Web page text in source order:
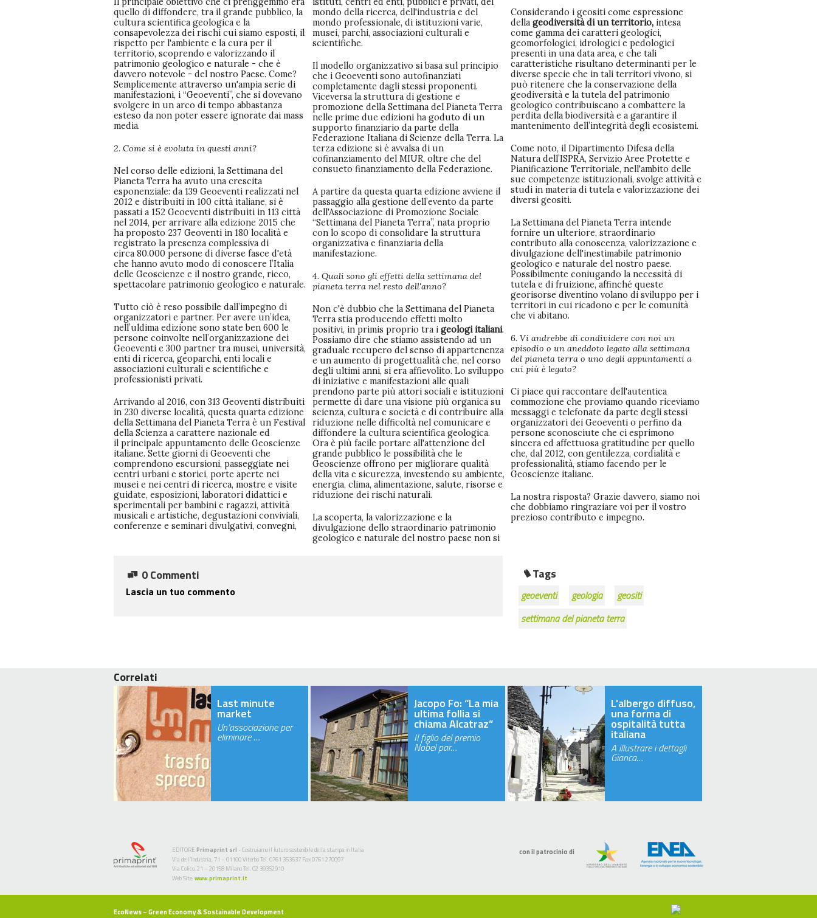
quello di diffondere, tra il grande pubblico, la
cultura scientifica geologica e la
consapevolezza dei rischi cui siamo esposti, il
rispetto per l'ambiente e la cura per il
territorio, scoprendo e valorizzando il
patrimonio geologico e naturale - che è
davvero notevole - del nostro Paese. Come?
Semplicemente attraverso un'ampia serie di
manifestazioni, i “Geoeventi”, che si dovevano
svolgere in un arco di tempo abbastanza
esteso da non poter essere ignorate dai mass
media.
2. Come si è evoluta in questi anni?
Nel corso delle edizioni, la Settimana del
Pianeta Terra ha avuto una crescita
esponenziale: da 139 Geoeventi realizzati nel
2012 e distribuiti in 100 città italiane, si è
passati a 152 Geoeventi distribuiti in 113 città
nel 2014, per arrivare alla edizione 2015 che
ha proposto 237 Geoventi in 180 località e
registrato la presenza complessiva di
circa 80.000 persone di diverse fasce d'età
che hanno avuto modo di conoscere l’Italia
delle Geoscienze e il nostro grande, ricco,
spettacolare patrimonio geologico e naturale.
Tutto ciò è reso possibile dall’impegno di
organizzatori e partner. Per avere un’idea,
nell’uldima edizione sono state ben 600 le
persone coinvolte nell’organizzazione dei
Geoeventi e 300 partner tra musei, università,
enti di ricerca, geoparchi, enti locali e
associazioni culturali e scientifiche e
professionisti privati.
Arrivando al 2016, con 313 Geoventi distribuiti
in 230 diverse località, questa quarta edizione
della Settimana del Pianeta Terra è un Festival
della Scienza a carattere nazionale ed
il principale appuntamento delle Geoscienze
italiane. Sette giorni di Geoeventi che
comprendono escursioni, passeggiate nei
centri urbani e storici, porte aperte nei
musei e nei centri di ricerca, mostre e visite
guidate, esposizioni, laboratori didattici e
sperimentali per bambini e ragazzi, attività
musicali e artistiche, degustazioni conviviali,
conferenze e seminari divulgativi, convegni,
mondo della ricerca, dell'industria e del
mondo professionale, di istituzioni varie,
musei, parchi, associazioni culturali e
scientifiche.
Il modello organizzativo si basa sul principio
che i Geoeventi sono autofinanziati
completamente dagli stessi proponenti.
Viceversa la struttura di gestione e
promozione della Settimana del Pianeta Terra
nelle prime due edizioni ha goduto di un
supporto finanziario da parte della
Federazione Italiana di Scienze della Terra. La
terza edizione si è avvalsa di un
cofinanziamento del MIUR, oltre che del
consueto finanziamento della Federazione.
A partire da questa quarta edizione avviene il
passaggio alla gestione dell’evento da parte
dell'Associazione di Promozione Sociale
“Settimana del Pianeta Terra”, nata proprio
con lo scopo di consolidare la struttura
organizzativa e finanziaria della
manifestazione.
4. Quali sono gli effetti della settimana del
pianeta terra nel resto dell'anno?
Non c'è dubbio che la Settimana del Pianeta
Terra stia producendo effetti molto
positivi, in primis proprio tra i geologi italiani.
Possiamo dire che stiamo assistendo ad un
graduale recupero del senso di appartenenza
e un aumento di progettualità che, nel corso
degli ultimi anni, si era affievolito. Lo sviluppo
di iniziative e manifestazioni alle quali
prendono parte più attori sociali e istituzioni
permette di dare una visione più organica su
scienza, cultura e società e di contribuire alla
riduzione nelle difficoltà nel comunicare e
diffondere la cultura scientifica geologica.
Ora è più facile portare all'attenzione del
grande pubblico le possibilità che le
Geoscienze offrono per migliorare qualità
della vita e sicurezza, investendo su ambiente,
energia, clima, alimentazione, salute, risorse e
riduzione dei rischi naturali.
La scoperta, la valorizzazione e la
divulgazione dello straordinario patrimonio
geologico e naturale del nostro paese non si
Considerando i geositi come espressione
dellageodiversità di un territorio, intesa
come gamma dei caratteri geologici,
geomorfologici, idrologici e pedologici
presenti in una data area, e che tali
caratteristiche risultano determinanti per le
diverse specie che in tali territori vivono, si
può ritenere che la conservazione della
geodiversità e la tutela del patrimonio
geologico contribuiscano a combattere la
perdita della biodiversità e a garantire il
mantenimento dell’integrità degli ecosistemi.
Come noto, il Dipartimento Difesa della
Natura dell’ISPRA, Servizio Aree Protette e
Pianificazione Territoriale, nell'ambito delle
sue competenze istituzionali, svolge attività e
studi in materia di tutela e valorizzazione dei
diversi geositi.
La Settimana del Pianeta Terra intende
fornire un ulteriore, straordinario
contributo alla conoscenza, valorizzazione e
divulgazione dell'inestimabile patrimonio
geologico e naturale del nostro paese.
Possibilmente coniugando la necessità di
tutela e di fruizione, affinché queste
georisorse diventino volano di sviluppo per i
territori in cui ricadono e per le comunità
che vi abitano.
6. Vi andrebbe di condividere con noi un
episodio o un aneddoto legato alla settimana
del pianeta terra o uno degli appuntamenti a
cui più è legato?
Ci piace qui raccontare dell'autentica
commozione che proviamo quando riceviamo
messaggi e telefonate da parte degli stessi
organizzatori dei Geoeventi o perfino da
persone sconosciute che ci esprimono
sincera ed affettuosa gratitudine per quello
che, dal 2012, con gentilezza, cordialità e
professionalità, stiamo facendo per le
Geoscienze italiane.
La nostra risposta? Grazie davvero, siamo noi
che dobbiamo ringraziare voi per il vostro
prezioso contributo e impegno.
0 Commenti
Lascia un tuo commento
Tags
geoeventi geologia
geositi
settimana del pianeta terra
Correlati
Last minute
market
Un’associazione per
eliminare …
Jacopo Fo: “La mia
ultima follia si
chiama Alcatraz”
Il figlio del premio
Nobel par…
L'albergo diffuso,
una forma di
ospitalità tutta
italiana
A illustrare i dettagli
Gianca…
EDITORE Primaprint srl - Costruiamo il futuro sostenibile della stampa in Italia
Via dell’Industria, 71 – 01100 Viterbo Tel. 0761 353637 Fax 0761 270097
Via Colico, 21 – 20158 Milano Tel. 02 39352910
Web Site: www.primaprint.it
con il patrocinio di
EcoNews– Green Economy & Sostainable Development